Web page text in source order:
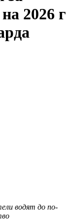
2026 г
водят до по-